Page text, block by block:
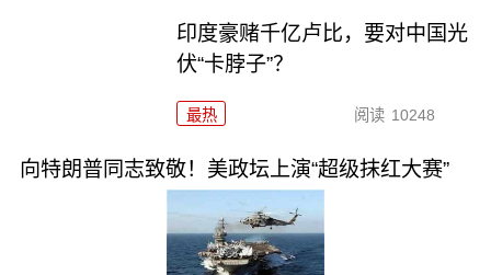
印度豪赌千亿卢比，要对中国光
伏“卡脖子”？
最热 阅读 10248
向特朗普同志致敬！美政坛上演“超级抹红大赛”